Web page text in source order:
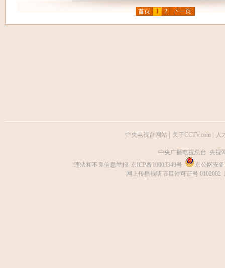
首页 1 2 下一页
中央电视台网站 关于CCTV.com 人
中央广播电视总台 央视
违法和不良信息举报 京ICP备10003349号
京公网安
网上传播视听节目许可证号 0102002